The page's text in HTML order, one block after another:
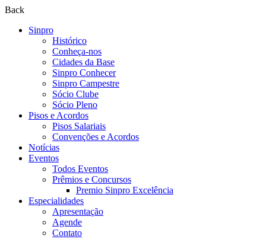
Back
Sinpro
Histórico
Conheça-nos
Cidades da Base
Sinpro Conhecer
Sinpro Campestre
Sócio Clube
Sócio Pleno
Pisos e Acordos
Pisos Salariais
Convenções e Acordos
Notícias
Eventos
Todos Eventos
Prêmios e Concursos
Premio Sinpro Excelência
Especialidades
Apresentação
Agende
Contato